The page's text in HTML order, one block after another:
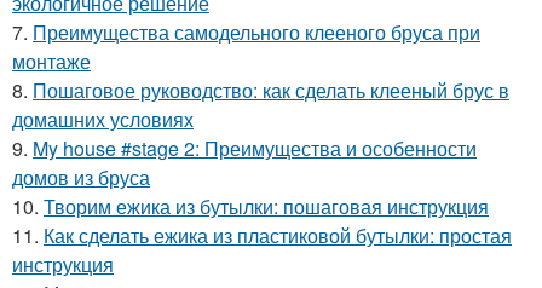
7. Преимущества самодельного клееного бруса при
монтаже
8. Пошаговое руководство: как сделать клееный брус в
домашних условиях
9. My house #stage 2: Преимущества и особенности
домов из бруса
10. Творим ежика из бутылки: пошаговая инструкция
11. Как сделать ежика из пластиковой бутылки: простая
инструкция